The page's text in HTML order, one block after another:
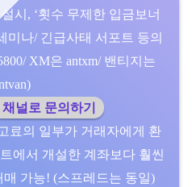
시, ‘횟수 무제한 입금보너
미나/ 긴급사태 서포트 등의
XM은 antxm/ 밴티지는
널로 문의하기
료의 일부가 거래자에게 환
에서 개설한 계좌보다 훨씬
가능! (스프레드는 동일)